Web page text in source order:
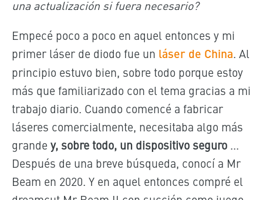
una actualización si fuera necesario?
Empecé poco a poco en aquel entonces y mi
primer láser de diodo fue un láser de China. Al
principio estuvo bien, sobre todo porque estoy
más que familiarizado con el tema gracias a mi
trabajo diario. Cuando comencé a fabricar
láseres comercialmente, necesitaba algo más
grande y, sobre todo, un dispositivo seguro ...
Después de una breve búsqueda, conocí a Mr
Beam en 2020. Y en aquel entonces compré el